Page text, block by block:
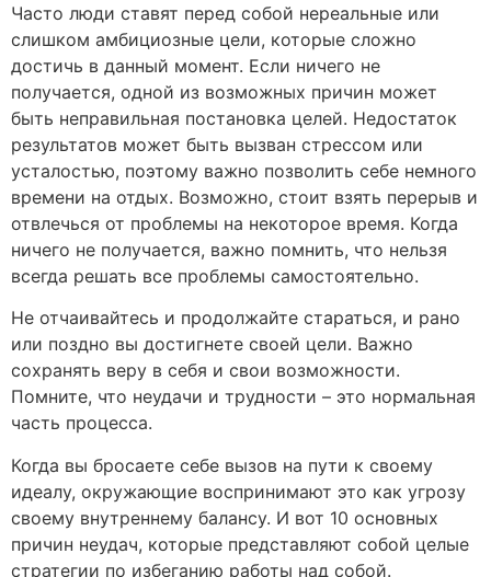
Часто люди ставят перед собой нереальные или
слишком амбициозные цели, которые сложно
достичь в данный момент. Если ничего не
получается, одной из возможных причин может
быть неправильная постановка целей. Недостаток
результатов может быть вызван стрессом или
усталостью, поэтому важно позволить себе немного
времени на отдых. Возможно, стоит взять перерыв и
отвлечься от проблемы на некоторое время. Когда
ничего не получается, важно помнить, что нельзя
всегда решать все проблемы самостоятельно.
Не отчаивайтесь и продолжайте стараться, и рано
или поздно вы достигнете своей цели. Важно
сохранять веру в себя и свои возможности.
Помните, что неудачи и трудности – это нормальная
часть процесса.
Когда вы бросаете себе вызов на пути к своему
идеалу, окружающие воспринимают это как угрозу
своему внутреннему балансу. И вот 10 основных
причин неудач, которые представляют собой целые
стратегии по избеганию работы над собой.